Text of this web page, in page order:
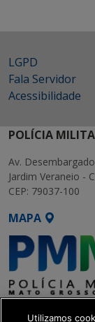
LGPD
Fala Servidor
Acessibilidade
POLÍCIA
Av.
Jardim Veraneio -
CEP: 79037-100
MAPA
SETDIG |
Utilizamos